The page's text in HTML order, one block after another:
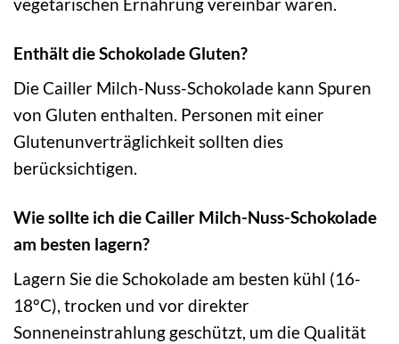
Enthält die Schokolade Gluten?
Die Cailler Milch-Nuss-Schokolade kann Spuren
von Gluten enthalten. Personen mit einer
Glutenunverträglichkeit sollten dies
berücksichtigen.
Wie sollte ich die Cailler Milch-Nuss-Schokolade
am besten lagern?
Lagern Sie die Schokolade am besten kühl (16-
18°C), trocken und vor direkter
Sonneneinstrahlung geschützt, um die Qualität